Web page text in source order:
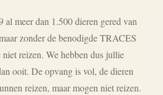
al meer dan 1.500 dieren gered van
zonder de benodigde TRACES
reizen. We hebben dus jullie
ooit. De opvang is vol, de dieren
reizen, maar mogen niet reizen.